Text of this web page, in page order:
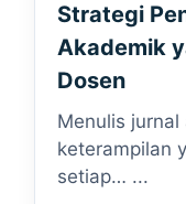
Strategi
Akademik
Dosen
Menulis
keterampilan
setiap… ...